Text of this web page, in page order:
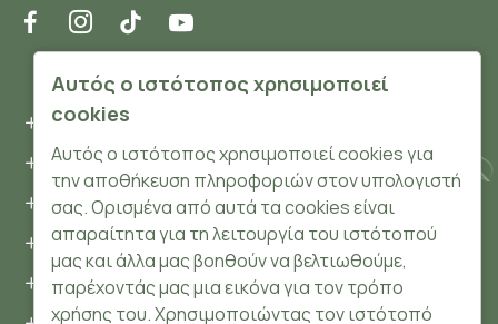
ΠΛΗΡΟΦΟΡΊΕΣ
Όροι και συνθήκες
Προσωπικά δεδομένα
Ασφάλεια
Τρόποι Πληρωμής
Τρόποι Αποστολής
Αυτός ο ιστότοπος χρησιμοποιεί
cookies
Αυτός ο ιστότοπος χρησιμοποιεί cookies για
την αποθήκευση πληροφοριών στον υπολογιστή
σας. Ορισμένα από αυτά τα cookies είναι
απαραίτητα για τη λειτουργία του ιστότοπού
μας και άλλα μας βοηθούν να βελτιωθούμε,
παρέχοντάς μας μια εικόνα για τον τρόπο
χρήσης του. Χρησιμοποιώντας τον ιστότοπό